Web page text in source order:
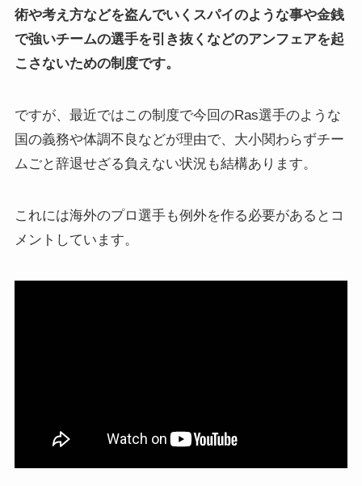
術や考え方などを盗んでいくスパイのような事や金銭
で強いチームの選手を引き抜くなどのアンフェアを起
こさないための制度です。
ですが、最近ではこの制度で今回のRas選手のような
国の義務や体調不良などが理由で、大小関わらずチー
ムごと辞退せざる負えない状況も結構あります。
これには海外のプロ選手も例外を作る必要があるとコ
メントしています。